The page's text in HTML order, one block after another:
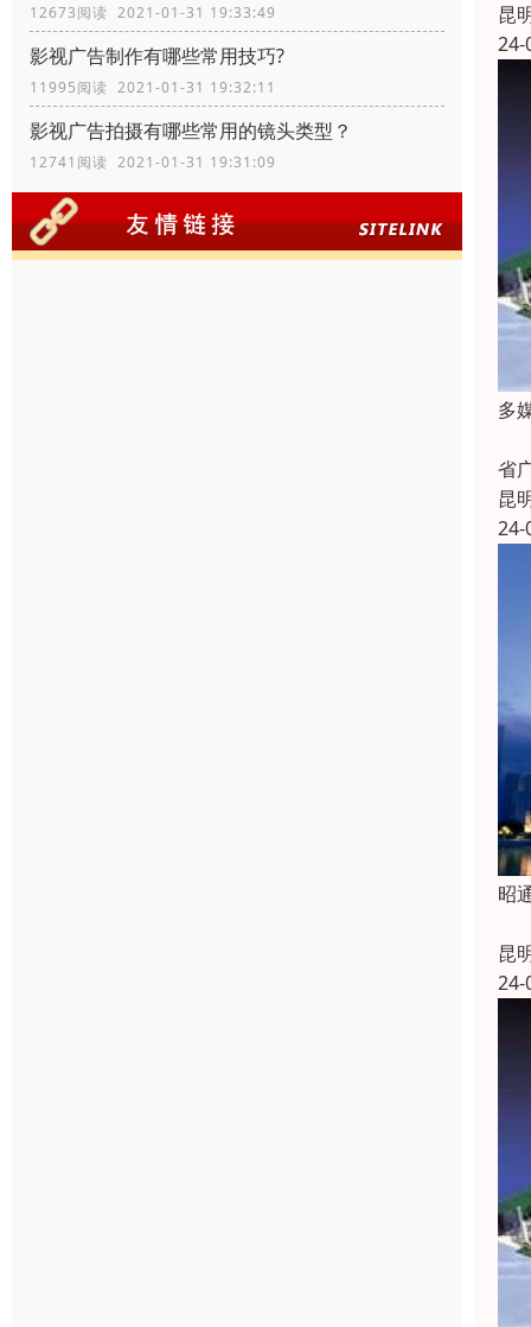
12673阅读 2021-01-31 19:33:49
影视广告制作有哪些常用技巧?
11995阅读 2021-01-31 19:32:11
影视广告拍摄有哪些常用的镜头类型？
12741阅读 2021-01-31 19:31:09
昆
24-
多
省
昆
24-
昭
昆
24-